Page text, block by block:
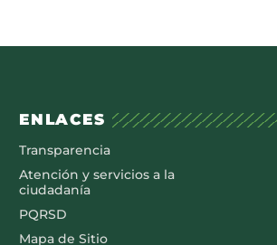
ENLACES
Transparencia
Atención y servicios a la
ciudadanía
PQRSD
Mapa de Sitio